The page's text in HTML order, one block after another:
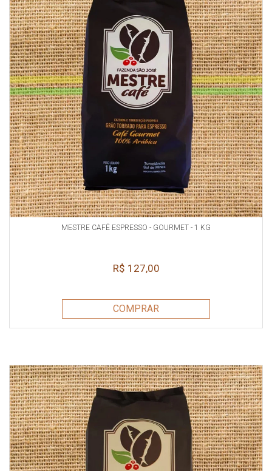
MESTRE CAFÉ ESPRESSO - GOURMET - 1 KG
R$ 127,00
COMPRAR